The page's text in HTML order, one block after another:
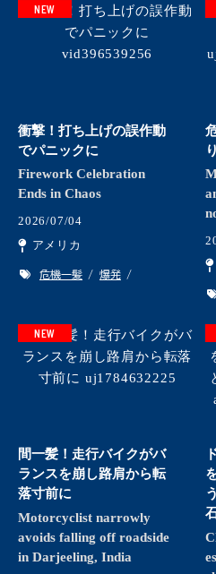
NEW
衝撃！打ち上げの誤作動
でパニックに
Firework Celebration
Ends in Chaos
2026/07/04
アメリカ
危機一髪 爆発
NEW
間一髪！走行バイクがバ
ランスを崩し路肩から転
落寸前に
Motorcyclist narrowly
avoids falling off roadside
in Darjeeling, India